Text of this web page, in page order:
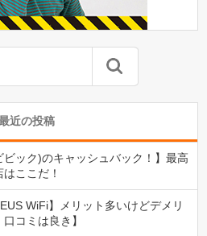
近の投稿
ック)のキャッシュバック！】最高
ここだ！
WiFi】メリット多いけどデメリ
コミは良き】